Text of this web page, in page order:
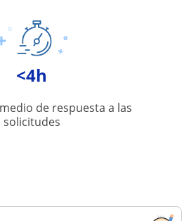
<4h
de respuesta a las
solicitudes